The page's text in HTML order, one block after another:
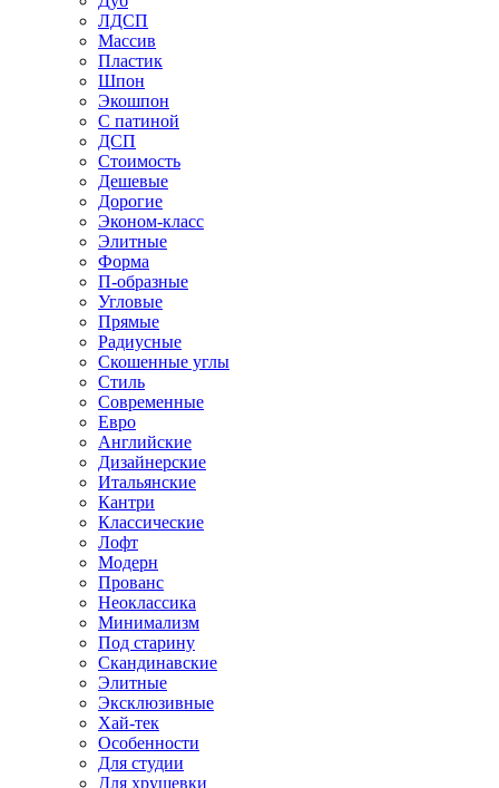
ЛДСП
Массив
Пластик
Шпон
Экошпон
С патиной
ДСП
Стоимость
Дешевые
Дорогие
Эконом-класс
Элитные
Форма
П-образные
Угловые
Прямые
Радиусные
Скошенные углы
Стиль
Современные
Евро
Английские
Дизайнерские
Итальянские
Кантри
Классические
Лофт
Модерн
Прованс
Неоклассика
Минимализм
Под старину
Скандинавские
Элитные
Эксклюзивные
Хай-тек
Особенности
Для студии
Для хрущевки